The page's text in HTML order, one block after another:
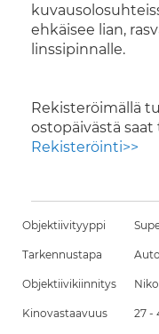
ehkäisee lian,
linssipinnalle.
Rekisteröimällä
ostopäivästä
Rekisteröinti>>
Objektiivityyppi
Tarkennustapa
Objektiivikiinnitys
Kinovastaavuus 27 -